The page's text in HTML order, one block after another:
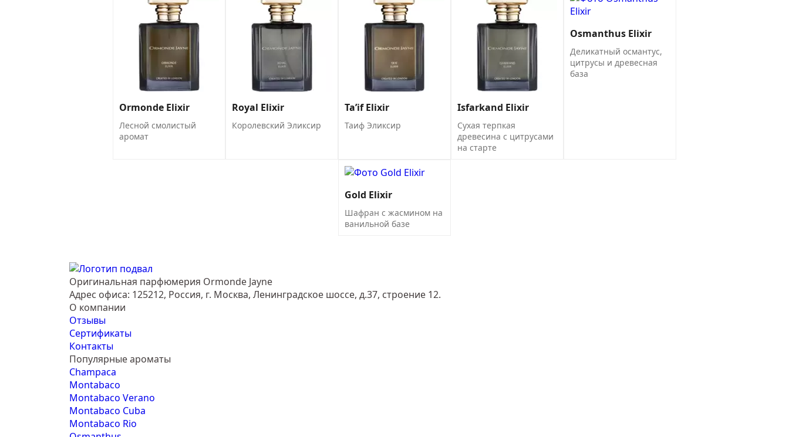
Ormonde Elixir
Лесной смолистый
аромат
Royal Elixir
Королевский Эликсир
Ta’if Elixir
Таиф Эликсир
Isfarkand Elixir
Сухая терпкая
древесина с цитрусами
на старте
Osmanthus Elixir
Деликатный османтус,
цитрусы и древесная
база
Gold Elixir
Шафран с жасмином на
ванильной базе
Оригинальная парфюмерия Ormonde Jayne
Адрес офиса: 125212, Россия, г. Москва, Ленинградское шоссе, д.37, строение 12.
О компании
Отзывы
Сертификаты
Контакты
Популярные ароматы
Champaca
Montabaco
Montabaco Verano
Montabaco Cuba
Montabaco Rio